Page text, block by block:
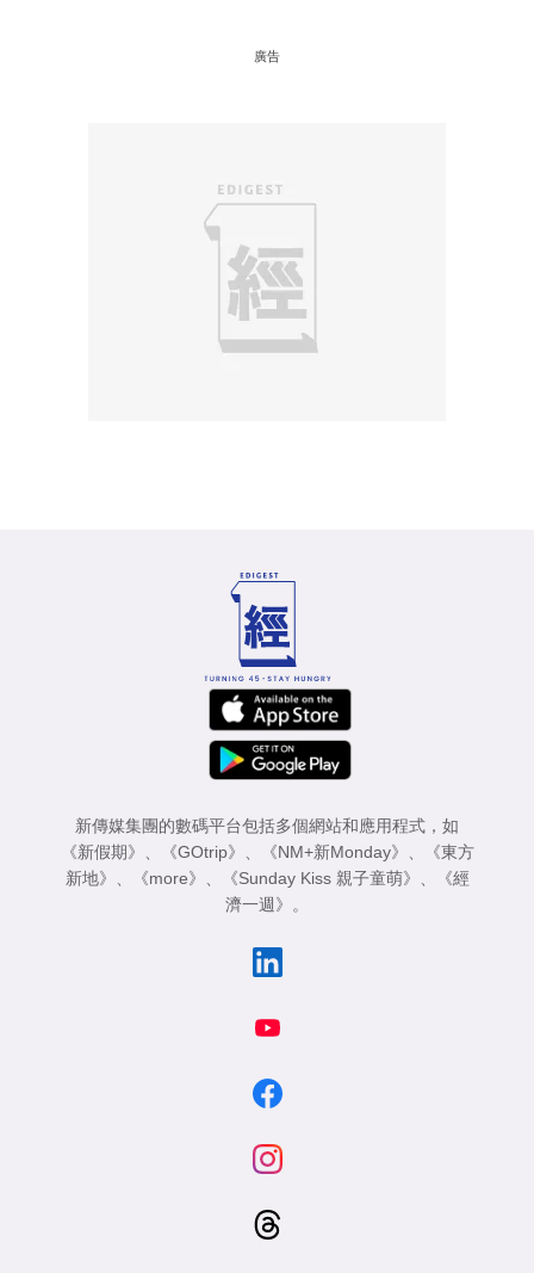
廣告
新傳媒集團的數碼平台包括多個網站和應用程式，如
《新假期》
《GOtrip》 《NM+新Monday》
《東方
新地》
《more》 《Sunday Kiss 親子童萌》
《經
濟一週》
。